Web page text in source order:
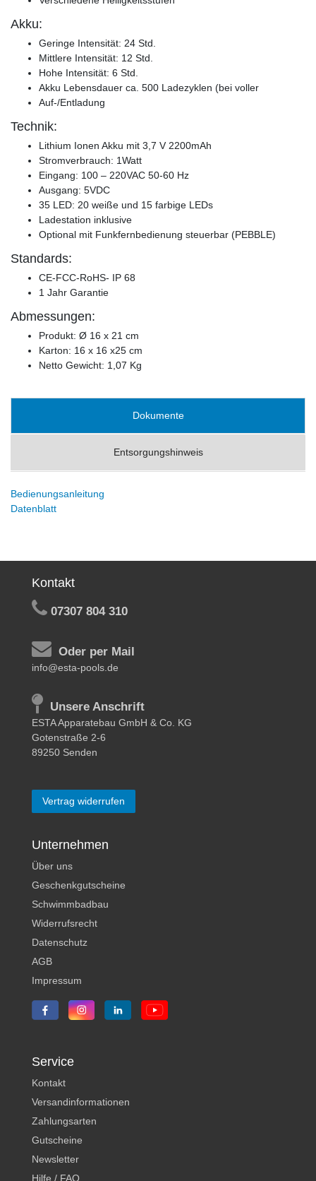
Akku:
Geringe Intensität: 24 Std.
Mittlere Intensität: 12 Std.
Hohe Intensität: 6 Std.
Akku Lebensdauer ca. 500 Ladezyklen (bei voller
Auf-/Entladung
Technik:
Lithium Ionen Akku mit 3,7 V 2200mAh
Stromverbrauch: 1Watt
Eingang: 100 – 220VAC 50-60 Hz
Ausgang: 5VDC
35 LED: 20 weiße und 15 farbige LEDs
Ladestation inklusive
Optional mit Funkfernbedienung steuerbar (PEBBLE)
Standards:
CE-FCC-RoHS- IP 68
1 Jahr Garantie
Abmessungen:
Produkt: Ø 16 x 21 cm
Karton: 16 x 16 x25 cm
Netto Gewicht: 1,07 Kg
Dokumente
Entsorgungshinweis
Bedienungsanleitung
Datenblatt
Kontakt
07307 804 310
Oder per Mail
info@esta-pools.de
Unsere Anschrift
ESTA Apparatebau GmbH & Co. KG
Gotenstraße 2-6
89250 Senden
Vertrag widerrufen
Unternehmen
Über uns
Geschenkgutscheine
Schwimmbadbau
Widerrufsrecht
Datenschutz
AGB
Impressum
Service
Kontakt
Versandinformationen
Zahlungsarten
Gutscheine
Newsletter
Hilfe / FAQ